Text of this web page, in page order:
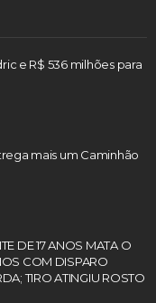
e R$ 536 milhões para
mais um Caminhão
DE 17 ANOS MATA O
COM DISPARO
TIRO ATINGIU ROSTO